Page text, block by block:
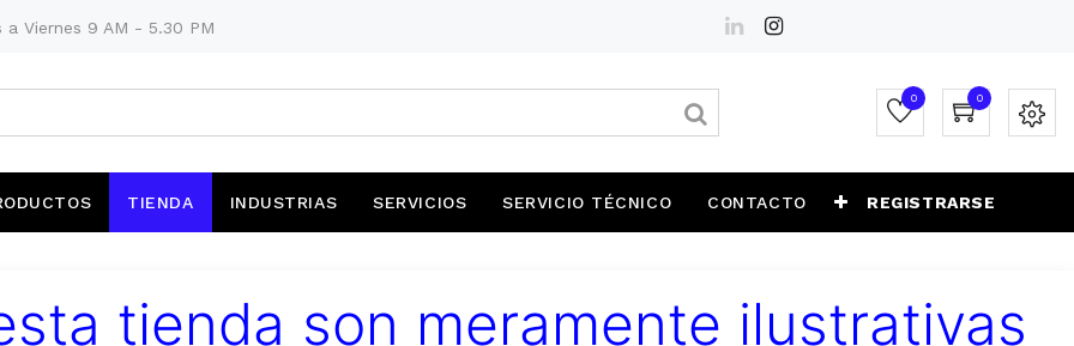
a Viernes 9 AM - 5.30 PM
0 0
TIENDA INDUSTRIAS SERVICIOS SERVICIO TÉCNICO CONTACTO REGISTRARSE
tienda son meramente ilustrativas